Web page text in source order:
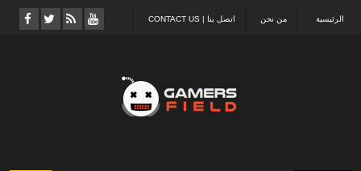
اتصل بنا | CONTACT US من نحن الرئيسية